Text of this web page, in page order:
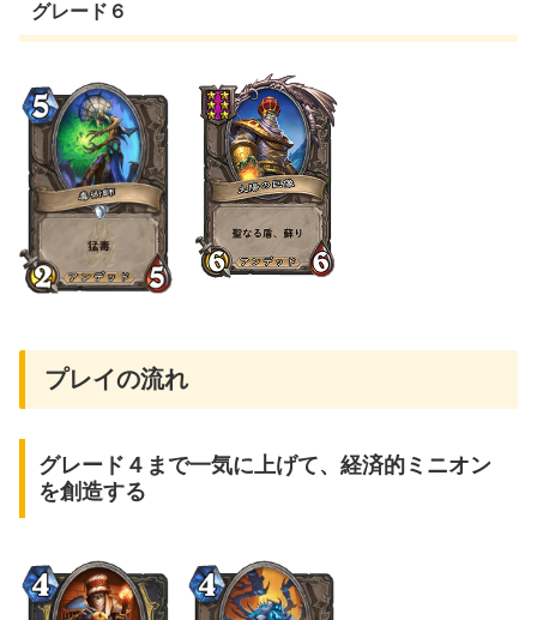
グレード６
プレイの流れ
グレード４まで一気に上げて、経済的ミニオン
を創造する